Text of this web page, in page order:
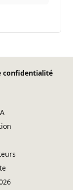
confidentialité